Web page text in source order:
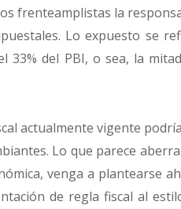
frenteamplistas la
Lo expuesto se
33% del PBI, o sea, la
actualmente vigente
Lo que parece
venga a plantearse
de regla fiscal al